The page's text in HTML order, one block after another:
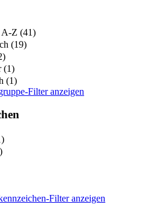
A-Z (41)
(19)
(1)
(1)
Filter anzeigen
Filter anzeigen